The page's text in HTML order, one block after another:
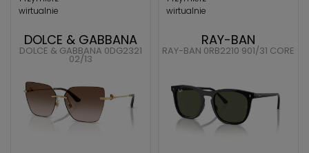
wirtualnie
DOLCE & GABBANA
DOLCE & GABBANA 0DG2321
02/13
wirtualnie
RAY-BAN
RAY-BAN 0RB2210 901/31 CORE